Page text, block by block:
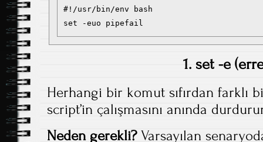
#!/usr/bin/env bash
1. set -e
Herhangi bir komut sıfırdan farklı
script’in çalışmasını anında
Neden gerekli?Varsayılan